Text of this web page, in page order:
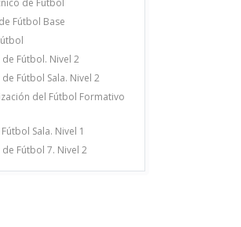
Fútbol Base
Fútbol. Nivel 2
Fútbol Sala. Nivel 2
del Fútbol Formativo
Sala. Nivel 1
Fútbol 7. Nivel 2